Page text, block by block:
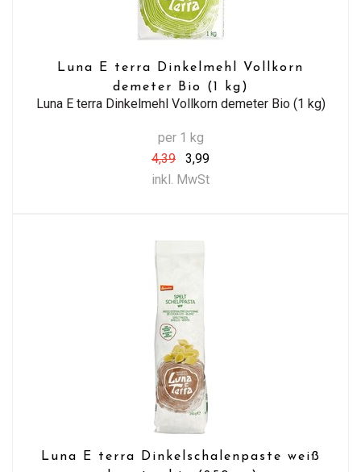
Luna E terra Dinkelmehl Vollkorn
demeter Bio (1 kg)
Luna E terra Dinkelmehl Vollkorn demeter Bio (1 kg)
per 1 kg
4,39
3,99
inkl. MwSt
Luna E terra Dinkelschalenpaste weiß